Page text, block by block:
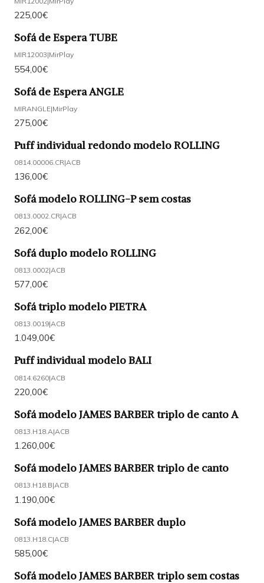
225,00€
Sofá de Espera TUBE
MIR12003|MirPlay
554,00€
Sofá de Espera ANGLE
MIRANGLE|MirPlay
275,00€
Puff individual redondo modelo ROLLING
0814.00006.CR|ACB
136,00€
Sofá modelo ROLLING-P sem costas
0813.0002.CR|ACB
262,00€
Sofá duplo modelo ROLLING
0813.0002|ACB
577,00€
Sofá triplo modelo PIETRA
0813.0019|ACB
1.049,00€
Puff individual modelo BALI
0814.6260|ACB
220,00€
Sofá modelo JAMES BARBER triplo de canto A
0813.H18.A|ACB
1.260,00€
Sofá modelo JAMES BARBER triplo de canto
0813.H18.B|ACB
1.190,00€
Sofá modelo JAMES BARBER duplo
0813.H18.C|ACB
585,00€
Sofá modelo JAMES BARBER triplo sem costas